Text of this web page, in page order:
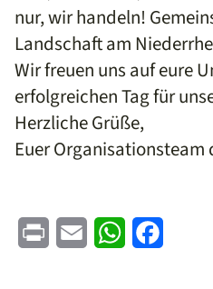
nur, wir handeln!
Landschaft am
Wir freuen uns auf eure
erfolgreichen Tag für
Herzliche Grüße,
Euer
Print Email WhatsApp